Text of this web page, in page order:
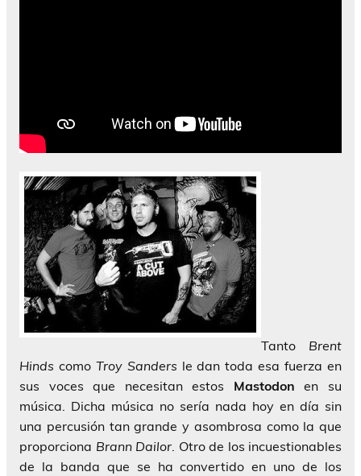
Tanto Brent
Hinds como Troy Sanders le dan toda esa fuerza en
sus voces que necesitan estos Mastodon en su
música. Dicha música no sería nada hoy en día sin
una percusión tan grande y asombrosa como la que
proporciona Brann Dailor. Otro de los incuestionables
de la banda que se ha convertido en uno de los